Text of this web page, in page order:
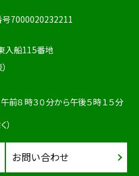
号7000020232211
入船115番地
８時３０分から午後５時１５分
）
お問い合わせ